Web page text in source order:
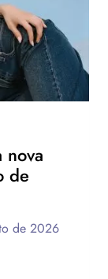
nova
de
de 2026